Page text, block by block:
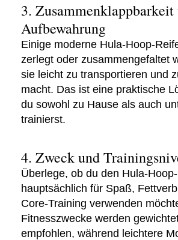
3. Zusammenklappbarkeit
Aufbewahrung
Einige moderne Hula-Hoop-
zerlegt oder zusammengefaltet
sie leicht zu transportieren und
macht. Das ist eine praktische
du sowohl zu Hause als auch
trainierst.
4. Zweck und
Überlege, ob du den Hula-
hauptsächlich für Spaß,
Core-Training verwenden
Fitnesszwecke werden
empfohlen, während leichtere